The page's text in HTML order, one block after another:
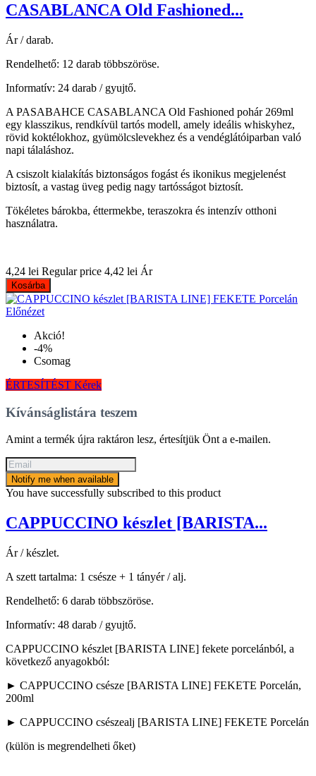
CASABLANCA Old Fashioned...
Ár / darab.
Rendelhető: 12 darab többszöröse.
Informatív: 24 darab / gyujtő.
A PASABAHCE CASABLANCA Old Fashioned pohár 269ml
egy klasszikus, rendkívül tartós modell, amely ideális whiskyhez,
rövid koktélokhoz, gyümölcslevekhez és a vendéglátóiparban való
napi tálaláshoz.
A csiszolt kialakítás biztonságos fogást és ikonikus megjelenést
biztosít, a vastag üveg pedig nagy tartósságot biztosít.
Tökéletes bárokba, éttermekbe, teraszokra és intenzív otthoni
használatra.
4,24 lei Regular price 4,42 lei Ár
Kosárba
Előnézet
Akció!
-4%
Csomag
ÉRTESÍTÉST Kérek
Kívánságlistára teszem
Amint a termék újra raktáron lesz, értesítjük Önt a e-mailen.
Notify me when available
You have successfully subscribed to this product
CAPPUCCINO készlet [BARISTA...
Ár / készlet.
A szett tartalma: 1 csésze + 1 tányér / alj.
Rendelhető: 6 darab többszöröse.
Informatív: 48 darab / gyujtő.
CAPPUCCINO készlet [BARISTA LINE] fekete porcelánból, a
következő anyagokból:
► CAPPUCCINO csésze [BARISTA LINE] FEKETE Porcelán,
200ml
► CAPPUCCINO csészealj [BARISTA LINE] FEKETE Porcelán
(külön is megrendelheti őket)